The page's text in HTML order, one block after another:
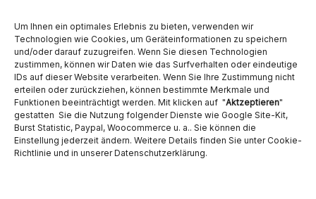
Um Ihnen ein optimales Erlebnis zu bieten, verwenden wir
Technologien wie Cookies, um Geräteinformationen zu speichern
und/oder darauf zuzugreifen. Wenn Sie diesen Technologien
zustimmen, können wir Daten wie das Surfverhalten oder eindeutige
IDs auf dieser Website verarbeiten. Wenn Sie Ihre Zustimmung nicht
erteilen oder zurückziehen, können bestimmte Merkmale und
Funktionen beeinträchtigt werden. Mit klicken auf "Aktzeptieren"
gestatten Sie die Nutzung folgender Dienste wie Google Site-Kit,
Burst Statistic, Paypal, Woocommerce u. a.. Sie können die
Einstellung jederzeit ändern. Weitere Details finden Sie unter Cookie-
Richtlinie und in unserer Datenschutzerklärung.
Ambident GmbH
Dental Geräte Handel und Service
Neumannstraße 3B